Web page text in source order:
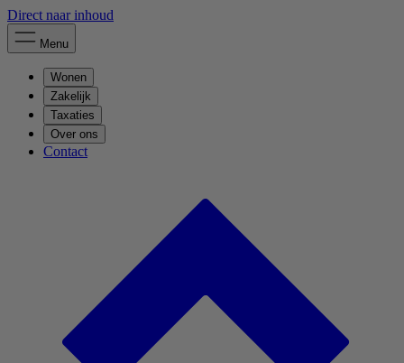
Direct naar inhoud
Menu
Wonen
Zakelijk
Taxaties
Over ons
Contact